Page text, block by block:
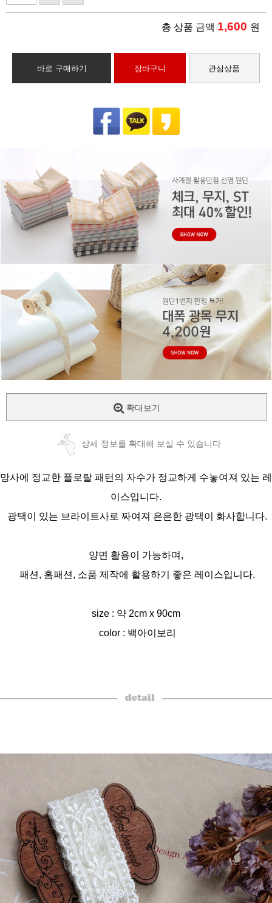
총 상품 금액 1,600 원
바로 구매하기 장바구니 관심상품
확대보기
상세 정보를 확대해 보실 수 있습니다
망사에 정교한 플로랄 패턴의 자수가 정교하게 수놓여져 있는 레
이스입니다.
광택이 있는 브라이트사로 짜여져 은은한 광택이 화사합니다.
양면 활용이 가능하며,
패션, 홈패션, 소품 제작에 활용하기 좋은 레이스입니다.
size : 약 2cm x 90cm
color : 백아이보리